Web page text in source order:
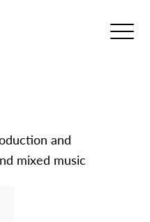
Ouvrir/
and
mixed music